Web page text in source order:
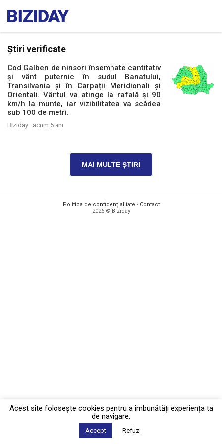
Știri verificate
Cod Galben de ninsori însemnate cantitativ
și vânt puternic în sudul Banatului,
Transilvania și în Carpații Meridionali și
Orientali. Vântul va atinge la rafală și 90
km/h la munte, iar vizibilitatea va scădea
sub 100 de metri.
Biziday · acum 5 ani
MAI MULTE ȘTIRI
Politica de confidențialitate · Contact
2026 © Biziday
Acest site foloseşte cookies pentru a îmbunătăți experiența ta
de navigare.
Accept Refuz